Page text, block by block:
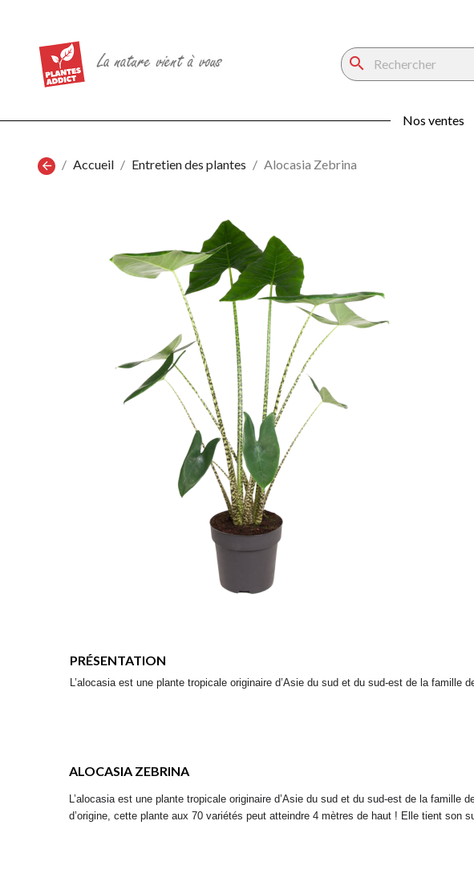
search
Nos ventes
arrow_back Accueil Entretien des plantes Alocasia Zebrina
PRÉSENTATION
L’alocasia est une plante tropicale originaire d’Asie du sud et du sud-est de la
ALOCASIA ZEBRINA
L’alocasia est une plante tropicale originaire d’Asie du sud et du sud-est de la
d’origine, cette plante aux 70 variétés peut atteindre 4 mètres de haut ! Elle tient son